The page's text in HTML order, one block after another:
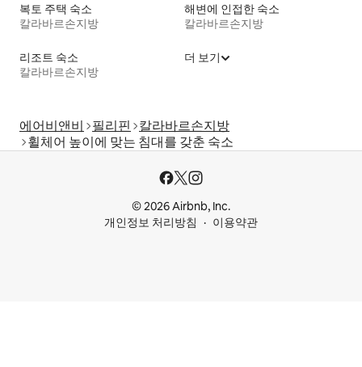
복토 주택 숙소
칼라바르손지방
해변에 인접한 숙소
칼라바르손지방
리조트 숙소
칼라바르손지방
더 보기
에어비앤비 필리핀
칼라바르손지방
휠체어 높이에 맞는 침대를 갖춘 숙소
© 2026 Airbnb, Inc.
개인정보 처리방침
이용약관